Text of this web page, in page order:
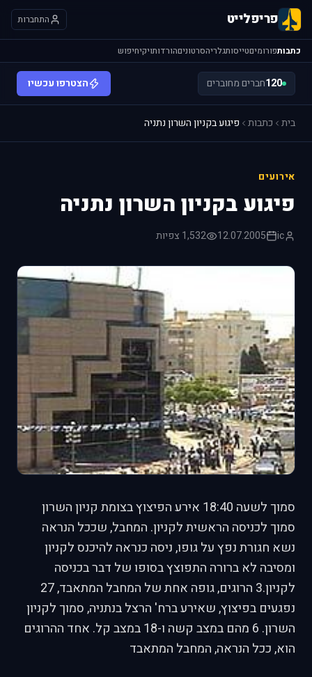
פריפלייט התחברות
כתבותפורומיםטייסותגלריהסרטוניםהורדותויקיחיפוש
120חברים מחוברים הצטרפו עכשיו
בית כתבות פיגוע בקניון השרון נתניה
אירועים
פיגוע בקניון השרון נתניה
ic
12.07.2005 1,532 צפיות
סמוך לשעה 18:40 אירע הפיצוץ בצומת קניון השרון
סמוך לכניסה הראשית לקניון. המחבל, שככל הנראה
נשא חגורת נפץ על גופו, ניסה כנראה להיכנס לקניון
ומסיבה לא ברורה התפוצץ בסופו של דבר בכניסה
לקניון.3 הרוגים, גופה אחת של המחבל המתאבד, 27
נפגעים בפיצוץ, שאירע ברח' הרצל בנתניה, סמוך לקניון
השרון. 6 מהם במצב קשה ו-18 במצב קל. אחד ההרוגים
הוא, ככל הנראה, המחבל המתאבד